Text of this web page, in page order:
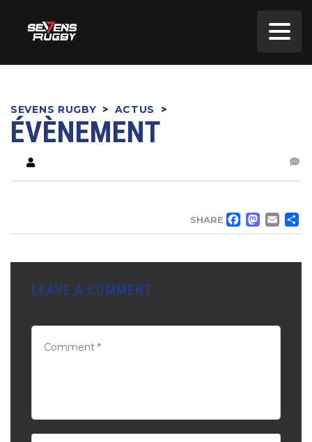
SEVENS RUGBY > ACTUS >
ÉVÈNEMENT
SHARE
LEAVE A COMMENT